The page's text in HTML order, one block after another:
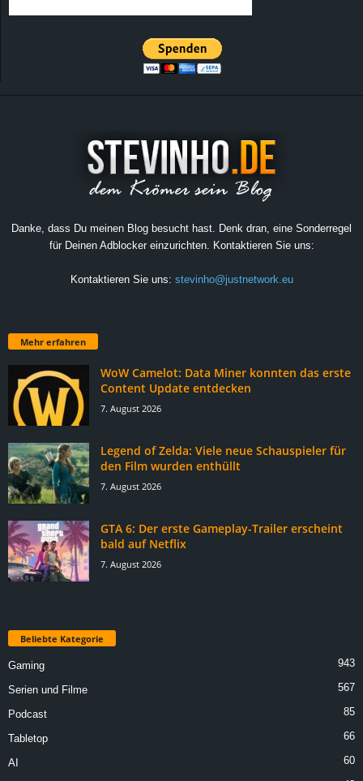
Danke, dass Du meinen Blog besucht hast. Denk dran, eine Sonderregel
für Deinen Adblocker einzurichten. Kontaktieren Sie uns:
Kontaktieren Sie uns: stevinho@justnetwork.eu
Mehr erfahren
WoW Camelot: Data Miner konnten das erste
Content Update entdecken
7. August 2026
Legend of Zelda: Viele neue Schauspieler für
den Film wurden enthüllt
7. August 2026
GTA 6: Der erste Gameplay-Trailer erscheint
bald auf Netflix
7. August 2026
Beliebte Kategorie
Gaming 943
Serien und Filme 567
Podcast 85
Tabletop 66
AI
60